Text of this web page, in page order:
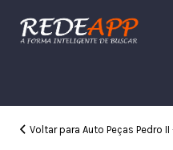
Procurar:
Voltar para Auto Peças Pedro II